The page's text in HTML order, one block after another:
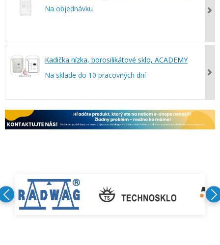
Na objednávku
Kadička nízka, borosilikátové sklo, ACADEMY
Na sklade do 10 pracovných dní